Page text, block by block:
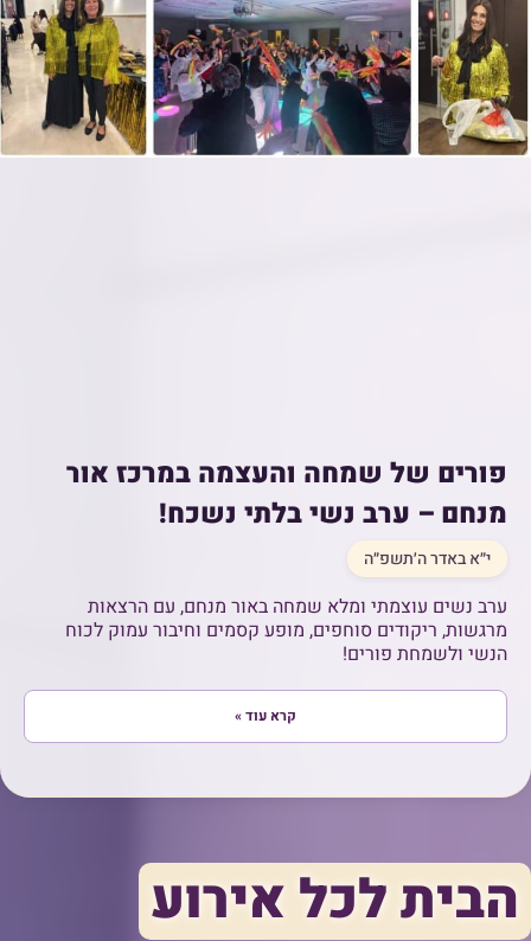
פורים של שמחה והעצמה במרכז אור
מנחם – ערב נשי בלתי נשכח!
י״א באדר ה׳תשפ״ה
ערב נשים עוצמתי ומלא שמחה באור מנחם, עם הרצאות
מרגשות, ריקודים סוחפים, מופע קסמים וחיבור עמוק לכוח
הנשי ולשמחת פורים!
קרא עוד »
הבית לכל אירוע